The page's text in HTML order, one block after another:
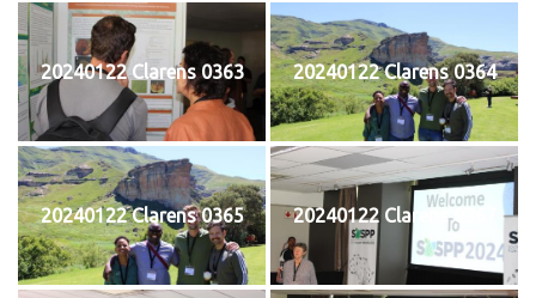
20240122 Clarens 0363 20240122 Clarens 0364
20240122 Clarens 0365 20240122 Clarens 0367